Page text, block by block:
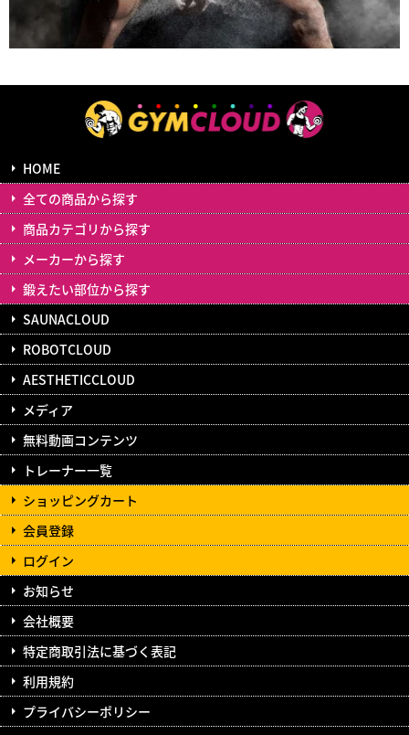
HOME
全ての商品から探す
商品カテゴリから探す
メーカーから探す
鍛えたい部位から探す
SAUNACLOUD
ROBOTCLOUD
AESTHETICCLOUD
メディア
無料動画コンテンツ
トレーナー一覧
ショッピングカート
会員登録
ログイン
お知らせ
会社概要
特定商取引法に基づく表記
利用規約
プライバシーポリシー